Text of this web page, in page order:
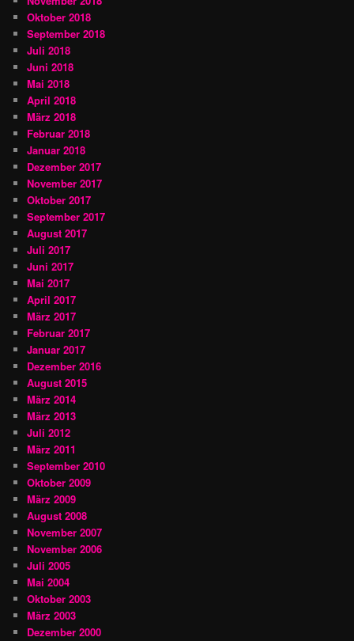
Oktober 2018
September 2018
Juli 2018
Juni 2018
Mai 2018
April 2018
März 2018
Februar 2018
Januar 2018
Dezember 2017
November 2017
Oktober 2017
September 2017
August 2017
Juli 2017
Juni 2017
Mai 2017
April 2017
März 2017
Februar 2017
Januar 2017
Dezember 2016
August 2015
März 2014
März 2013
Juli 2012
März 2011
September 2010
Oktober 2009
März 2009
August 2008
November 2007
November 2006
Juli 2005
Mai 2004
Oktober 2003
März 2003
Dezember 2000